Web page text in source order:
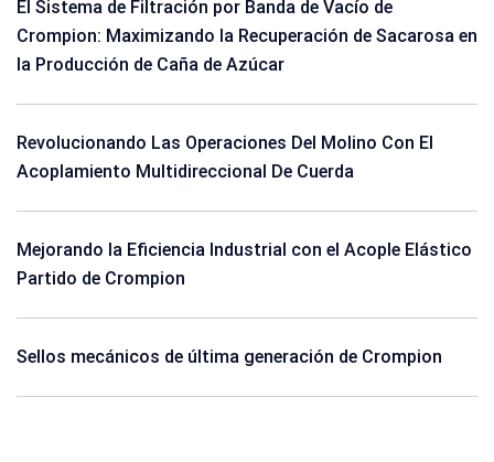
El Sistema de Filtración por Banda de Vacío de
Crompion: Maximizando la Recuperación de Sacarosa en
la Producción de Caña de Azúcar
Revolucionando Las Operaciones Del Molino Con El
Acoplamiento Multidireccional De Cuerda
Mejorando la Eficiencia Industrial con el Acople Elástico
Partido de Crompion
Sellos mecánicos de última generación de Crompion